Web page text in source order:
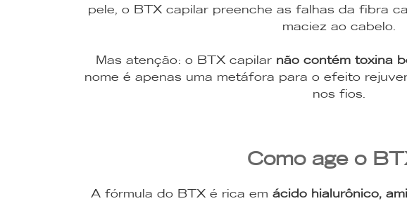
pele, o BTX capilar preenche as falhas da fibra
maciez ao cabelo.
Mas atenção: o BTX capilar não contém toxina
nome é apenas uma metáfora para o efeito
nos fios.
Como age o
A fórmula do BTX é rica em ácido hialurônico,